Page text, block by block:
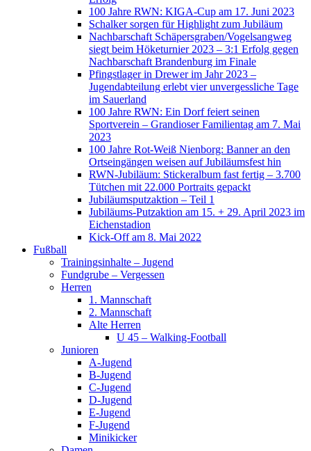
100 Jahre RWN: KIGA-Cup am 17. Juni 2023
Schalker sorgen für Highlight zum Jubiläum
Nachbarschaft Schäpersgraben/Vogelsangweg
siegt beim Höketurnier 2023 – 3:1 Erfolg gegen
Nachbarschaft Brandenburg im Finale
Pfingstlager in Drewer im Jahr 2023 –
Jugendabteilung erlebt vier unvergessliche Tage
im Sauerland
100 Jahre RWN: Ein Dorf feiert seinen
Sportverein – Grandioser Familientag am 7. Mai
2023
100 Jahre Rot-Weiß Nienborg: Banner an den
Ortseingängen weisen auf Jubiläumsfest hin
RWN-Jubiläum: Stickeralbum fast fertig – 3.700
Tütchen mit 22.000 Portraits gepackt
Jubiläumsputzaktion – Teil 1
Jubiläums-Putzaktion am 15. + 29. April 2023 im
Eichenstadion
Kick-Off am 8. Mai 2022
Fußball
Trainingsinhalte – Jugend
Fundgrube – Vergessen
Herren
1. Mannschaft
2. Mannschaft
Alte Herren
U 45 – Walking-Football
Junioren
A-Jugend
B-Jugend
C-Jugend
D-Jugend
E-Jugend
F-Jugend
Minikicker